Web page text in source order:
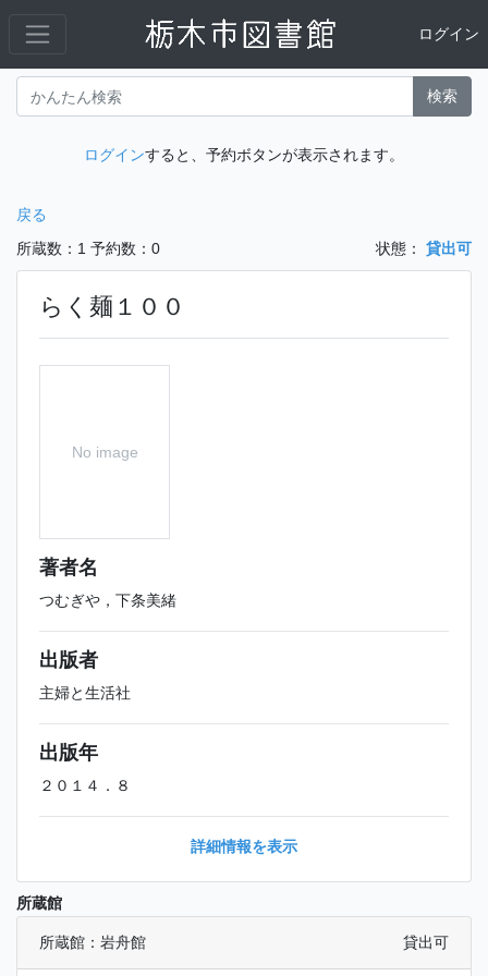
ログイン
検索
ログインすると、予約ボタンが表示されます。
戻る
所蔵数：1 予約数：0 状態： 貸出可
らく麺１００
No image
著者名
つむぎや，下条美緒
出版者
主婦と生活社
出版年
２０１４．８
詳細情報を表示
所蔵館
所蔵館：岩舟館 貸出可